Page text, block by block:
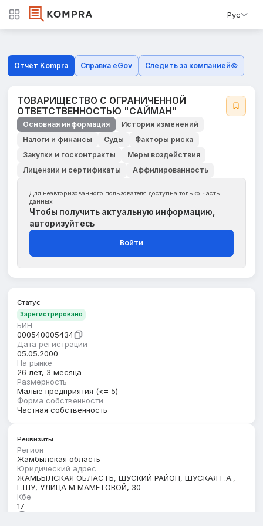
Рус
Отчёт Kompra Справка eGov Следить за компанией
ТОВАРИЩЕСТВО С ОГРАНИЧЕННОЙ
ОТВЕТСТВЕННОСТЬЮ "САЙМАН"
Основная информация
История изменений
Налоги и финансы
Суды
Факторы риска
Закупки и госконтракты
Меры воздействия
Лицензии и сертификаты
Аффилированность
Для неавторизованного пользователя доступна только часть
данных
Чтобы получить актуальную информацию,
авторизуйтесь
Войти
Статус
Зарегистрировано
БИН
000540005434
Дата регистрации
05.05.2000
На рынке
26 лет, 3 месяца
Размерность
Малые предприятия (<= 5)
Форма собственности
Частная собственность
Реквизиты
Регион
Жамбылская область
Юридический адрес
ЖАМБЫЛСКАЯ ОБЛАСТЬ, ШУСКИЙ РАЙОН, ШУСКАЯ Г.А.,
Г.ШУ, УЛИЦА М МАМЕТОВОЙ, 30
Кбе
17